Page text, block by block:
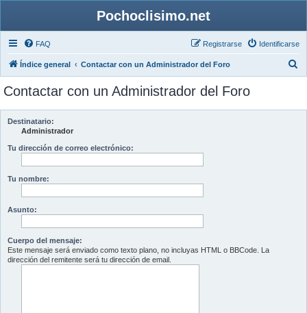
Pochoclisimo.net
FAQ Identificarse
Registrarse
Índice general Contactar con un Administrador del Foro
c
Contactar con un Administrador del Foro
Destinatario:
Administrador
Tu dirección de correo electrónico:
Tu nombre:
Asunto:
Cuerpo del mensaje:
Este mensaje será enviado como texto plano, no incluyas HTML o BBCode. La
dirección del remitente será tu dirección de email.